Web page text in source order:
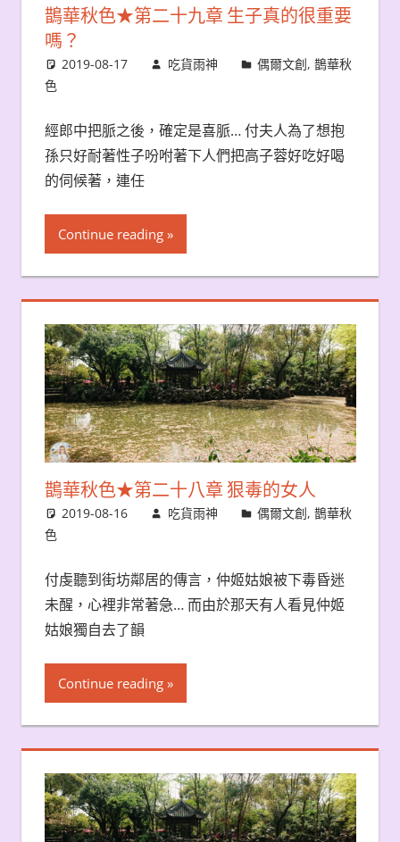
鵲華秋色★第二十九章 生子真的很重要
嗎？
2019-08-17 吃貨雨神 偶爾文創,鵲華秋
色
經郎中把脈之後，確定是喜脈… 付夫人為了想抱
孫只好耐著性子吩咐著下人們把高子蓉好吃好喝
的伺候著，連任
Continue reading
鵲華秋色★第二十八章 狠毒的女人
2019-08-16 吃貨雨神 偶爾文創,鵲華秋
色
付虔聽到街坊鄰居的傳言，仲姬姑娘被下毒昏迷
未醒，心裡非常著急… 而由於那天有人看見仲姬
姑娘獨自去了韻
Continue reading